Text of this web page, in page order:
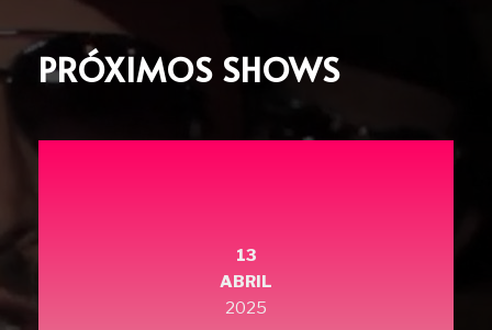
PRÓXIMOS SHOWS
13
ABRIL
2025